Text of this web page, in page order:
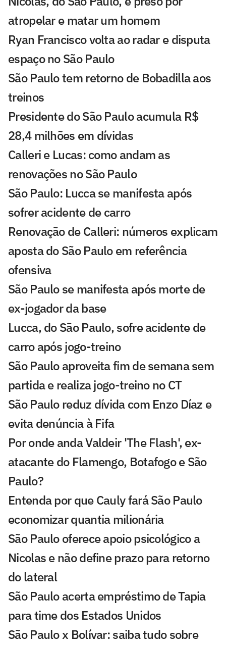
atropelar e matar um homem
Ryan Francisco volta ao radar e disputa
espaço no São Paulo
São Paulo tem retorno de Bobadilla aos
treinos
Presidente do São Paulo acumula R$
28,4 milhões em dívidas
Calleri e Lucas: como andam as
renovações no São Paulo
São Paulo: Lucca se manifesta após
sofrer acidente de carro
Renovação de Calleri: números explicam
aposta do São Paulo em referência
ofensiva
São Paulo se manifesta após morte de
ex-jogador da base
Lucca, do São Paulo, sofre acidente de
carro após jogo-treino
São Paulo aproveita fim de semana sem
partida e realiza jogo-treino no CT
São Paulo reduz dívida com Enzo Díaz e
evita denúncia à Fifa
Por onde anda Valdeir 'The Flash', ex-
atacante do Flamengo, Botafogo e São
Paulo?
Entenda por que Cauly fará São Paulo
economizar quantia milionária
São Paulo oferece apoio psicológico a
Nicolas e não define prazo para retorno
do lateral
São Paulo acerta empréstimo de Tapia
para time dos Estados Unidos
São Paulo x Bolívar: saiba tudo sobre